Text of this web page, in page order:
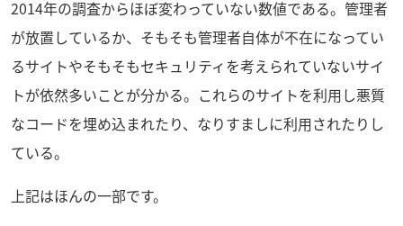
2014年の調査からほぼ変わっていない数値である。管理者
が放置しているか、そもそも管理者自体が不在になってい
るサイトやそもそもセキュリティを考えられていないサイ
トが依然多いことが分かる。これらのサイトを利用し悪質
なコードを埋め込まれたり、なりすましに利用されたりし
ている。
上記はほんの一部です。